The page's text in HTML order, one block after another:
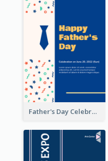
Father's Day Celebration Poster